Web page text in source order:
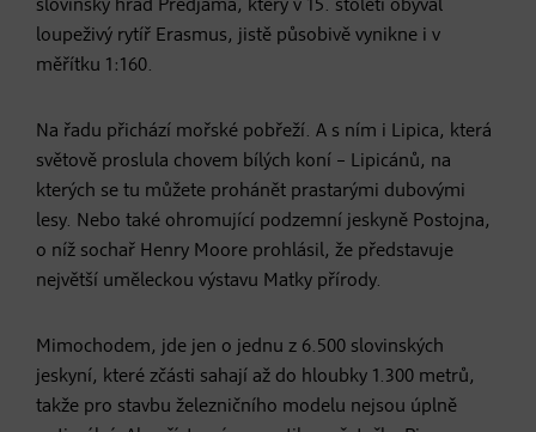
slovinský hrad Predjama, který v 15. století obýval
loupeživý rytíř Erasmus, jistě působivě vynikne i v
měřítku 1:160.
Na řadu přichází mořské pobřeží. A s ním i Lipica, která
světově proslula chovem bílých koní – Lipicánů, na
kterých se tu můžete prohánět prastarými dubovými
lesy. Nebo také ohromující podzemní jeskyně Postojna,
o níž sochař Henry Moore prohlásil, že představuje
největší uměleckou výstavu Matky přírody.
Mimochodem, jde jen o jednu z 6.500 slovinských
jeskyní, které zčásti sahají až do hloubky 1.300 metrů,
takže pro stavbu železničního modelu nejsou úplně